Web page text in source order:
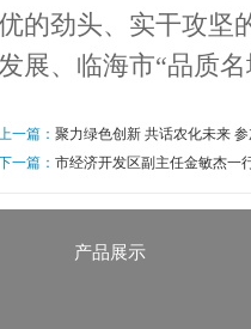
的劲头、实干攻坚
展、临海市“品质
一篇： 聚力绿色创新 共话农化未来
一篇： 市经济开发区副主任金敏杰一
产品展示